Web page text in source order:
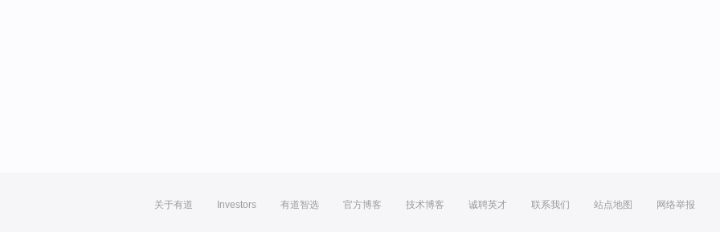
关于有道 Investors 有道智选 官方博客 技术博客 诚聘英才 联系我们 站点地图 网络举报